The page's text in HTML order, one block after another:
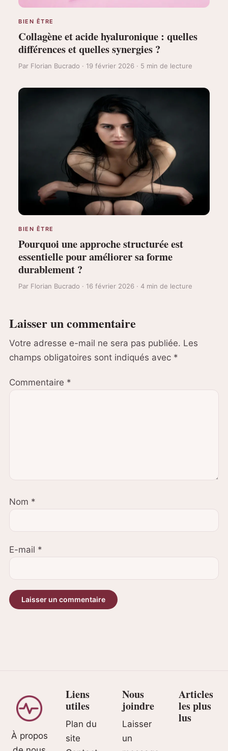
BIEN ÊTRE
Collagène et acide hyaluronique : quelles
différences et quelles synergies ?
Par Florian Bucrado · 19 février 2026 · 5 min de lecture
BIEN ÊTRE
Pourquoi une approche structurée est
essentielle pour améliorer sa forme
durablement ?
Par Florian Bucrado · 16 février 2026 · 4 min de lecture
Laisser un commentaire
Votre adresse e-mail ne sera pas publiée. Les
champs obligatoires sont indiqués avec *
Commentaire *
Nom *
E-mail *
À propos
Liens
utiles
Plan du
site
Nous
joindre
Laisser
un
Articles
les plus
lus